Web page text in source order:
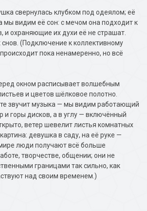
свернулась клубком под одеялом; её
мы видим её сон: с мечом она подходит к
и охраняющие их духи её не страшат.
снов. (Подключение к коллективному
пока ненамеренно, но всё
окном расписывает волшебным
и цветов шёлковое полотно.
звучит музыка — мы видим работающий
и горы дисков, а в углу — включённый
ветер шевелит листья комнатных
девушка в саду, на её руке —
люди получают всё больше
творчестве, общении; они не
границами так сильно, как
над своим временем.)